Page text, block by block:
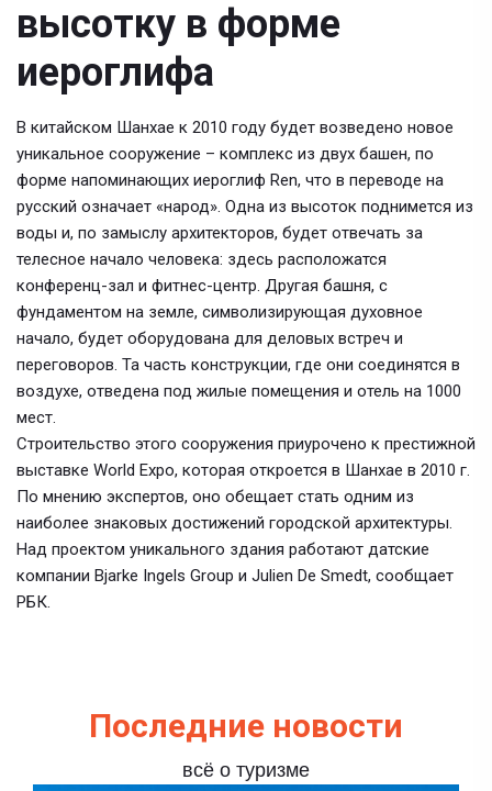
высотку в форме
иероглифа
В китайском Шанхае к 2010 году будет возведено новое
уникальное сооружение – комплекс из двух башен, по
форме напоминающих иероглиф Ren, что в переводе на
русский означает «народ». Одна из высоток поднимется из
воды и, по замыслу архитекторов, будет отвечать за
телесное начало человека: здесь расположатся
конференц-зал и фитнес-центр. Другая башня, с
фундаментом на земле, символизирующая духовное
начало, будет оборудована для деловых встреч и
переговоров. Та часть конструкции, где они соединятся в
воздухе, отведена под жилые помещения и отель на 1000
мест.
Строительство этого сооружения приурочено к престижной
выставке World Expo, которая откроется в Шанхае в 2010 г.
По мнению экспертов, оно обещает стать одним из
наиболее знаковых достижений городской архитектуры.
Над проектом уникального здания работают датские
компании Bjarke Ingels Group и Julien De Smedt, сообщает
РБК.
Последние новости
всё о туризме